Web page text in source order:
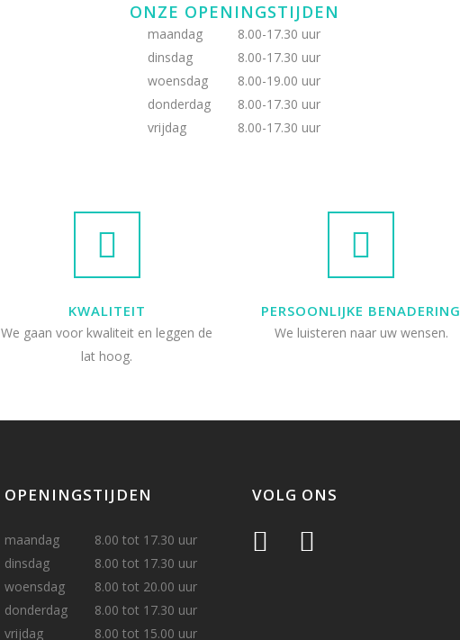
ONZE OPENINGSTIJDEN
maandag
8.00-17.30 uur
dinsdag
8.00-17.30 uur
woensdag
8.00-19.00 uur
donderdag
8.00-17.30 uur
vrijdag
8.00-17.30 uur
KWALITEIT
We gaan voor kwaliteit en leggen de
lat hoog.
PERSOONLIJKE BENADERING
We luisteren naar uw wensen.
OPENINGSTIJDEN
maandag
8.00 tot 17.30 uur
dinsdag
8.00 tot 17.30 uur
woensdag
8.00 tot 20.00 uur
donderdag
8.00 tot 17.30 uur
vrijdag
8.00 tot 15.00 uur
VOLG ONS